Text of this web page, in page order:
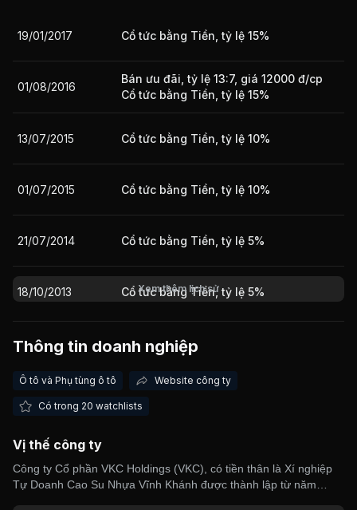
19/01/2017 Cổ tức bằng Tiền, tỷ lệ 15%
01/08/2016
Bán ưu đãi, tỷ lệ 13:7, giá 12000 đ/cp
Cổ tức bằng Tiền, tỷ lệ 15%
13/07/2015 Cổ tức bằng Tiền, tỷ lệ 10%
01/07/2015 Cổ tức bằng Tiền, tỷ lệ 10%
21/07/2014 Cổ tức bằng Tiền, tỷ lệ 5%
18/10/2013 Cổ tức bằng Tiền, tỷ lệ 5%
26/10/2012 Cổ tức bằng Tiền, tỷ lệ 5%
Xem thêm lịch sử
Thông tin doanh nghiệp
Ô tô và Phụ tùng ô tô Website công ty
Có trong 20 watchlists
Vị thế công ty
Công ty Cổ phần VKC Holdings (VKC), có tiền thân là Xí nghiệp
Tự Doanh Cao Su Nhựa Vĩnh Khánh được thành lập từ năm